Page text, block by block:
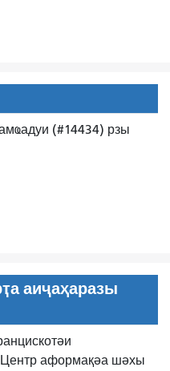
(#14434) рзы
аиҷаҳаразы
аформақәа шәхы